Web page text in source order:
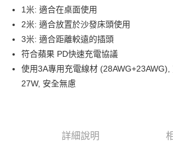
街口支付
悠遊付
ATM付款
運送方式
1米: 適合在桌面使用
2米: 適合放置於沙發床頭使用
3米: 適合距離較遠的插頭
符合蘋果 PD快速充電協議
使用3A專用充電線材 (28AWG+23AWG),
27W, 安全無慮
詳細說明